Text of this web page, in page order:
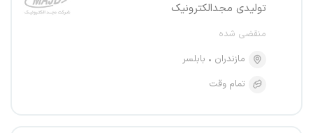
تولیدی مجدالکترونیک
منقضی شده
مازندران
بابلسر
تمام وقت